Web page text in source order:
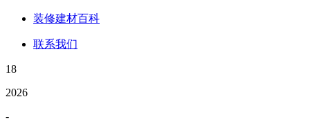
装修建材百科
联系我们
18
2026
-